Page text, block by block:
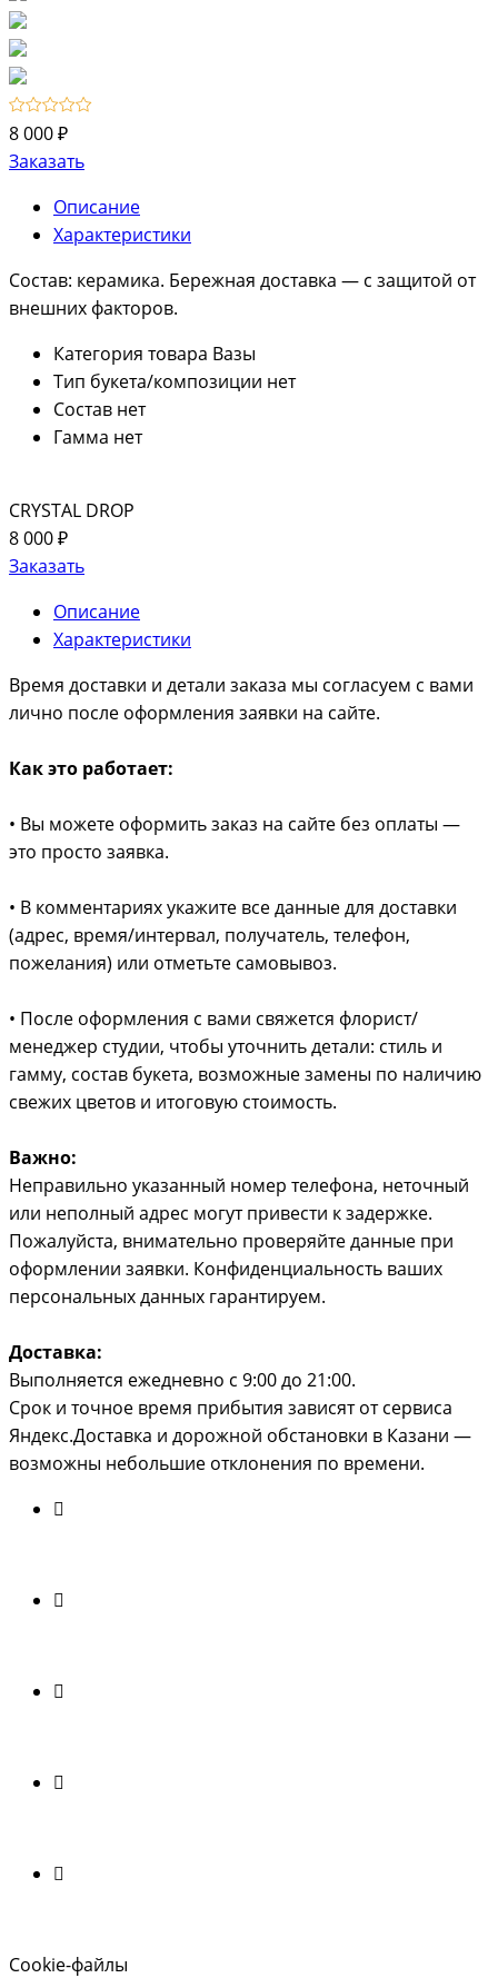
8 000 ₽
Заказать
Описание
Характеристики
Состав: керамика. Бережная доставка — с защитой от
внешних факторов.
Категория товара Вазы
Тип букета/композиции нет
Состав нет
Гамма нет
CRYSTAL DROP
8 000 ₽
Заказать
Описание
Характеристики
Время доставки и детали заказа мы согласуем с вами
лично после оформления заявки на сайте.
Как это работает:
• Вы можете оформить заказ на сайте без оплаты —
это просто заявка.
• В комментариях укажите все данные для доставки
(адрес, время/интервал, получатель, телефон,
пожелания) или отметьте самовывоз.
• После оформления с вами свяжется флорист/
менеджер студии, чтобы уточнить детали: стиль и
гамму, состав букета, возможные замены по наличию
свежих цветов и итоговую стоимость.
Важно:
Неправильно указанный номер телефона, неточный
или неполный адрес могут привести к задержке.
Пожалуйста, внимательно проверяйте данные при
оформлении заявки. Конфиденциальность ваших
персональных данных гарантируем.
Доставка:
Выполняется ежедневно с 9:00 до 21:00.
Срок и точное время прибытия зависят от сервиса
Яндекс.Доставка и дорожной обстановки в Казани —
возможны небольшие отклонения по времени.
Cookie-файлы